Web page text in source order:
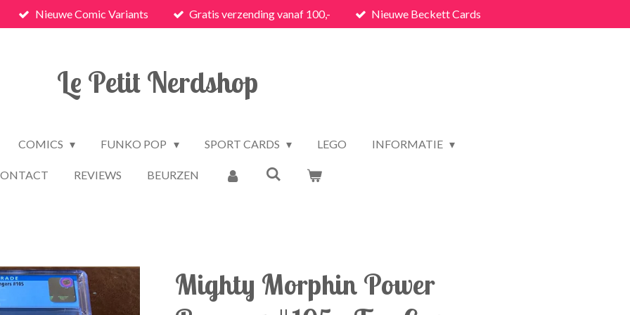
Nieuwe Comic Variants Gratis verzending vanaf 100,- Nieuwe Beckett Cards
Le Petit Nerdshop
COMICS FUNKO POP SPORT CARDS LEGO INFORMATIE
REVIEWS BEURZEN
Mighty Morphin Power